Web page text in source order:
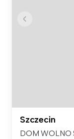
Szczecin
DOM WOLNO